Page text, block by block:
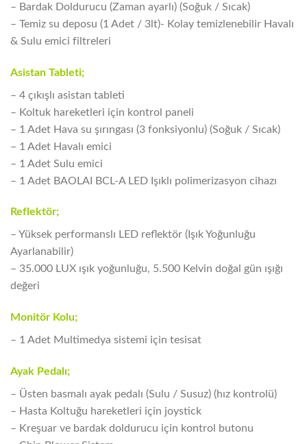
– Bardak Doldurucu (Zaman ayarlı) (Soğuk / Sıcak)
– Temiz su deposu (1 Adet / 3lt)- Kolay temizlenebilir Havalı
& Sulu emici filtreleri
Asistan Tableti;
– 4 çıkışlı asistan tableti
– Koltuk hareketleri için kontrol paneli
– 1 Adet Hava su şırıngası (3 fonksiyonlu) (Soğuk / Sıcak)
– 1 Adet Havalı emici
– 1 Adet Sulu emici
– 1 Adet BAOLAI BCL-A LED Işıklı polimerizasyon cihazı
Reflektör;
– Yüksek performanslı LED reflektör (Işık Yoğunluğu
Ayarlanabilir)
– 35.000 LUX ışık yoğunluğu, 5.500 Kelvin doğal gün ışığı
değeri
Monitör Kolu;
– 1 Adet Multimedya sistemi için tesisat
Ayak Pedalı;
– Üsten basmalı ayak pedalı (Sulu / Susuz) (hız kontrolü)
– Hasta Koltuğu hareketleri için joystick
– Kreşuar ve bardak doldurucu için kontrol butonu